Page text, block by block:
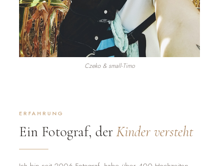
Czeko & small-Timo
ERFAHRUNG
Ein Fotograf, der Kinder versteht